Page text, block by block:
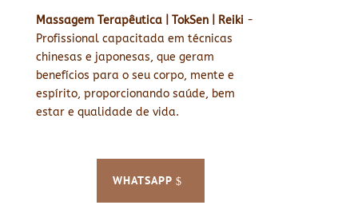
Massagem Terapêutica | TokSen | Reiki -
Profissional capacitada em técnicas
chinesas e japonesas, que geram
benefícios para o seu corpo, mente e
espírito, proporcionando saúde, bem
estar e qualidade de vida.
WHATSAPP